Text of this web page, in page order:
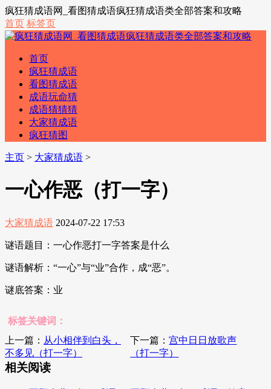
疯狂猜成语网_看图猜成语疯狂猜成语类全部答案和攻略
首页 标签页
首页
疯狂猜成语
看图猜成语
成语玩命猜
成语猜猜猜
大家猜成语
疯狂猜图
主页 > 大家猜成语 >
一心作恶（打一字）
大家猜成语 2024-07-22 17:53
谜语题目：一心作恶打一字答案是什么
谜语解析：“一心”与“业”合作，成“恶”。
谜底答案：业
标签关键词：
上一篇： 从小相伴到白头，
不多见（打一字）
下一篇：宫中日日放歌声
（打一字）
相关阅读